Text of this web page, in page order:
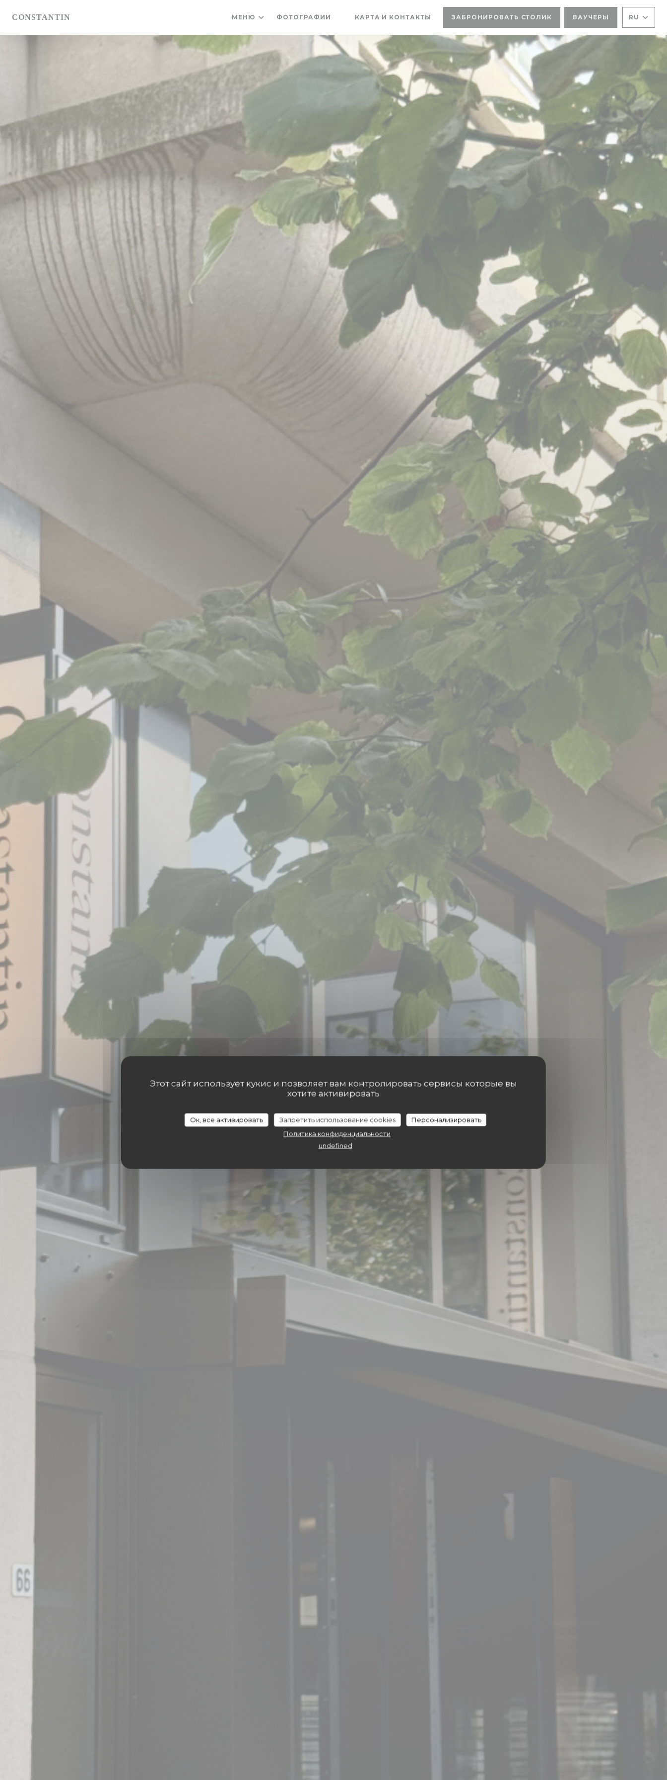
Этот сайт использует кукис и позволяет вам контролировать сервисы которые вы
хотите активировать
Ок, все активировать Запретить использование cookies
Персонализировать
Политика конфиденциальности
undefined
CONSTANTIN МЕНЮ ФОТОГРАФИИ КАРТА И КОНТАКТЫ ЗАБРОНИРОВАТЬ СТОЛИК ВАУЧЕРЫ RU
TABLE BISTRONOMIQUE FRANCO-ITALIENNE
Constantin
CONSTANTIN